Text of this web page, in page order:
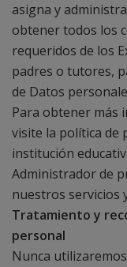
asigna y
obtener todos los
requeridos de los
padres o tutores,
de Datos
Para obtener más
visite la política de
institución
Administrador de
nuestros servicios
Tratamiento y
personal
Nunca